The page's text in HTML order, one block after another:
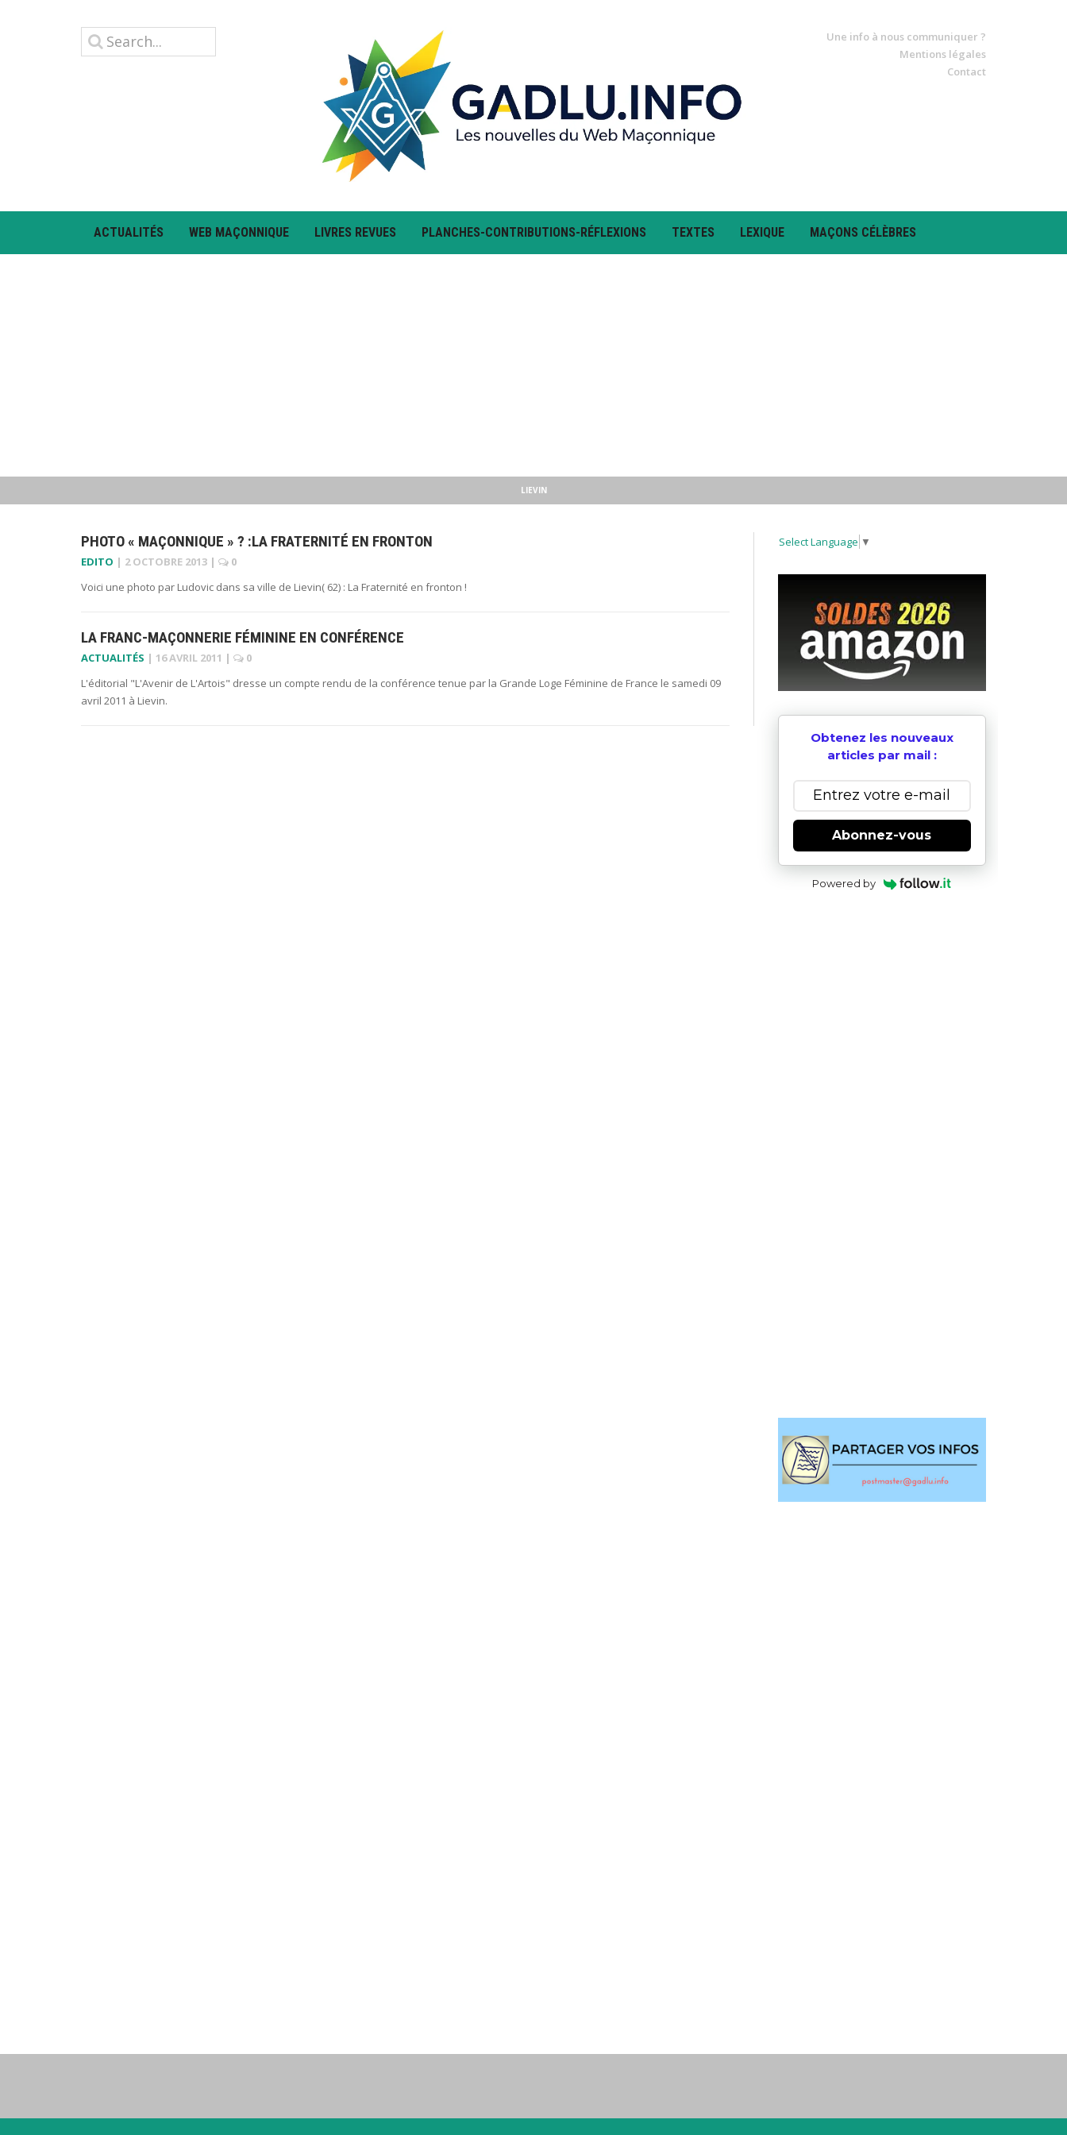
Une info à nous communiquer ?
Mentions légales
Contact
ACTUALITÉS WEB MAÇONNIQUE LIVRES REVUES PLANCHES-CONTRIBUTIONS-RÉFLEXIONS TEXTES LEXIQUE MAÇONS CÉLÈBRES
LIEVIN
PHOTO « MAÇONNIQUE » ? :LA FRATERNITÉ EN FRONTON
EDITO | 2 OCTOBRE 2013 |
0
Voici une photo par Ludovic dans sa ville de Lievin( 62) : La Fraternité en fronton !
LA FRANC-MAÇONNERIE FÉMININE EN CONFÉRENCE
ACTUALITÉS | 16 AVRIL 2011 |
0
L'éditorial "L'Avenir de L'Artois" dresse un compte rendu de la conférence tenue par la Grande Loge Féminine de France le samedi 09
avril 2011 à Lievin.
Select Language ▼
Obtenez les nouveaux
articles par mail :
Abonnez-vous
Powered by